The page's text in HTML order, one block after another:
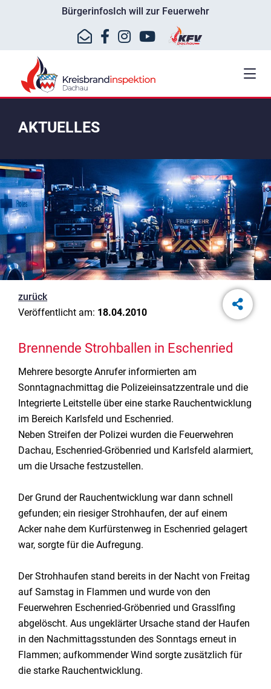
BürgerinfosIch will zur Feuerwehr
AKTUELLES
zurück
Veröffentlicht am: 18.04.2010
Brennende Strohballen in Eschenried
Mehrere besorgte Anrufer informierten am
Sonntagnachmittag die Polizeieinsatzzentrale und die
Integrierte Leitstelle über eine starke Rauchentwicklung
im Bereich Karlsfeld und Eschenried.
Neben Streifen der Polizei wurden die Feuerwehren
Dachau, Eschenried-Gröbenried und Karlsfeld alarmiert,
um die Ursache festzustellen.
Der Grund der Rauchentwicklung war dann schnell
gefunden; ein riesiger Strohhaufen, der auf einem
Acker nahe dem Kurfürstenweg in Eschenried gelagert
war, sorgte für die Aufregung.
Der Strohhaufen stand bereits in der Nacht von Freitag
auf Samstag in Flammen und wurde von den
Feuerwehren Eschenried-Gröbenried und Grasslfing
abgelöscht. Aus ungeklärter Ursache stand der Haufen
in den Nachmittagsstunden des Sonntags erneut in
Flammen; aufkommender Wind sorgte zusätzlich für
die starke Rauchentwicklung.